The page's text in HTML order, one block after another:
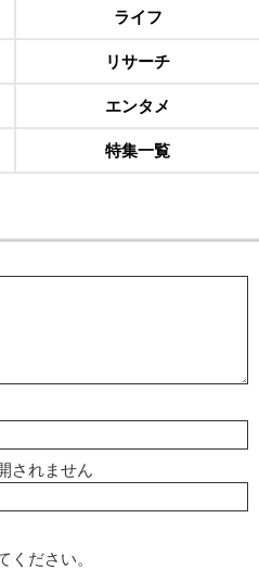
ライフ
リサーチ
エンタメ
特集一覧
されません
ください。